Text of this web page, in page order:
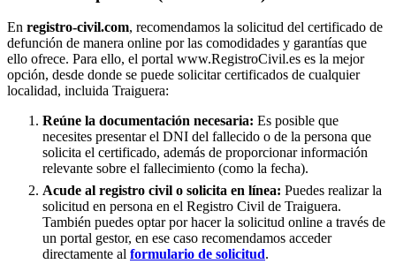
En registro-civil.com, recomendamos la solicitud del certificado de
defunción de manera online por las comodidades y garantías que
ello ofrece. Para ello, el portal www.RegistroCivil.es es la mejor
opción, desde donde se puede solicitar certificados de cualquier
localidad, incluida Traiguera:
Reúne la documentación necesaria: Es posible que
necesites presentar el DNI del fallecido o de la persona que
solicita el certificado, además de proporcionar información
relevante sobre el fallecimiento (como la fecha).
Acude al registro civil o solicita en línea: Puedes realizar la
solicitud en persona en el Registro Civil de Traiguera.
También puedes optar por hacer la solicitud online a través de
un portal gestor, en ese caso recomendamos acceder
directamente al formulario de solicitud.